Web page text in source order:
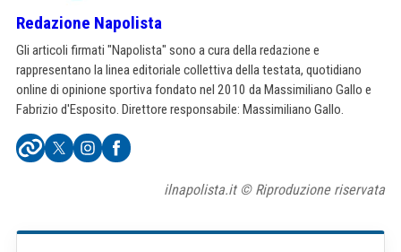
Redazione Napolista
Gli articoli firmati "Napolista" sono a cura della redazione e
rappresentano la linea editoriale collettiva della testata, quotidiano
online di opinione sportiva fondato nel 2010 da Massimiliano Gallo e
Fabrizio d'Esposito. Direttore responsabile: Massimiliano Gallo.
ilnapolista.it © Riproduzione riservata